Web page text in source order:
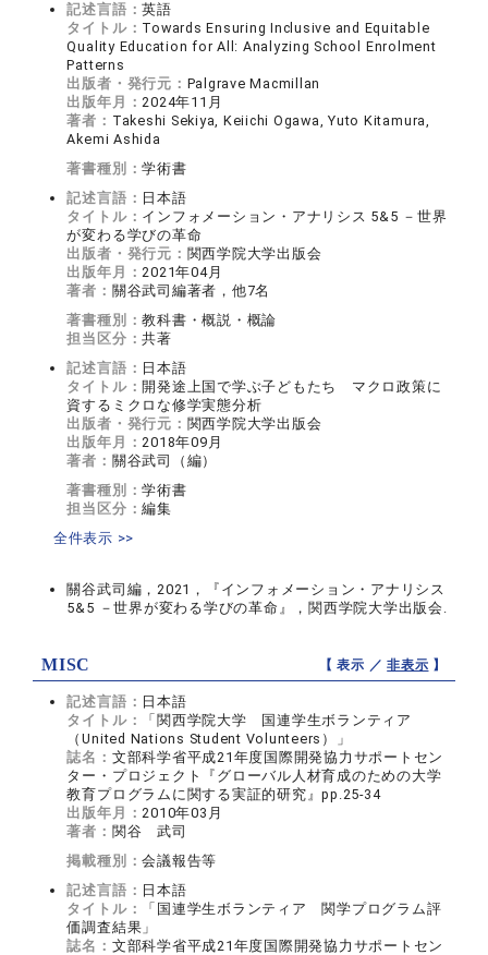
記述言語：英語
タイトル： Towards Ensuring Inclusive and Equitable
Quality Education for All: Analyzing School Enrolment
Patterns
出版者・発行元： Palgrave Macmillan
出版年月：2024年11月
著者： Takeshi Sekiya, Keiichi Ogawa, Yuto Kitamura,
Akemi Ashida
著書種別：学術書
記述言語： 日本語
タイトル： インフォメーション・アナリシス 5&5 －世界
が変わる学びの革命
出版者・発行元： 関西学院大学出版会
出版年月：2021年04月
著者： 關谷武司編著者，他7名
著書種別：教科書・概説・概論
担当区分：共著
記述言語： 日本語
タイトル： 開発途上国で学ぶ子どもたち マクロ政策に
資するミクロな修学実態分析
出版者・発行元： 関西学院大学出版会
出版年月：2018年09月
著者： 關谷武司（編）
著書種別：学術書
担当区分：編集
全件表示 >>
關谷武司編，2021，『インフォメーション・アナリシス
5&5 －世界が変わる学びの革命』，関西学院大学出版会.
MISC 【 表示 ／非表示 】
記述言語： 日本語
タイトル：
「関西学院大学 国連学生ボランティア
（United Nations Student Volunteers）」
誌名： 文部科学省平成21年度国際開発協力サポートセン
ター・プロジェクト『グローバル人材育成のための大学
教育プログラムに関する実証的研究』pp.25-34
出版年月：2010年03月
著者： 関谷 武司
掲載種別：会議報告等
記述言語： 日本語
タイトル：
「国連学生ボランティア 関学プログラム評
価調査結果」
誌名： 文部科学省平成21年度国際開発協力サポートセン